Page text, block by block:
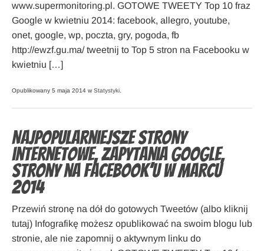
www.supermonitoring.pl. GOTOWE TWEETY Top 10 fraz
Google w kwietniu 2014: facebook, allegro, youtube,
onet, google, wp, poczta, gry, pogoda, fb
http://ewzf.gu.ma/ tweetnij to Top 5 stron na Facebooku w
kwietniu […]
Opublikowany 5 maja 2014 w Statystyki
Najpopularniejsze strony
internetowe, zapytania Google,
strony na Facebook’u w marcu
2014
Przewiń stronę na dół do gotowych Tweetów (albo kliknij
tutaj) Infografikę możesz opublikować na swoim blogu lub
stronie, ale nie zapomnij o aktywnym linku do